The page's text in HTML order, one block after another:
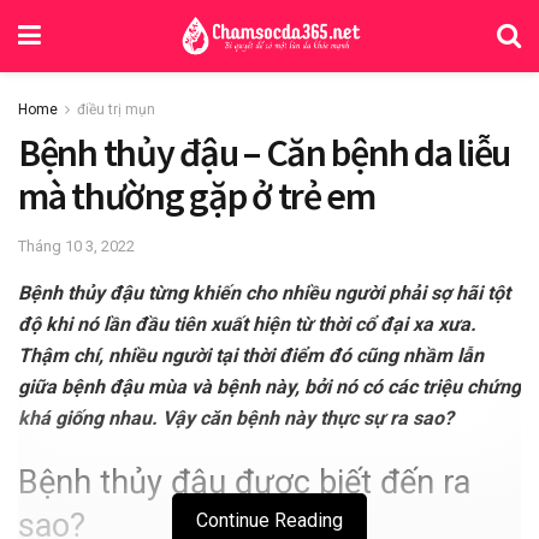
Home điều trị mụn
Bệnh thủy đậu – Căn bệnh da liễu
mà thường gặp ở trẻ em
Tháng 10 3, 2022
Bệnh thủy đậu từng khiến cho nhiều người phải sợ hãi tột
độ khi nó lần đầu tiên xuất hiện từ thời cổ đại xa xưa.
Thậm chí, nhiều người tại thời điểm đó cũng nhầm lẫn
giữa bệnh đậu mùa và bệnh này, bởi nó có các triệu chứng
khá giống nhau. Vậy căn bệnh này thực sự ra sao?
Bệnh thủy đậu được biết đến ra
sao?
Continue Reading